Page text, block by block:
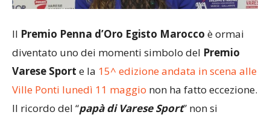
Il Premio Penna d’Oro Egisto Marocco è ormai
diventato uno dei momenti simbolo del Premio
Varese Sport e la 15^ edizione andata in scena alle
Ville Ponti lunedì 11 maggio non ha fatto eccezione.
Il ricordo del “papà di Varese Sport” non si